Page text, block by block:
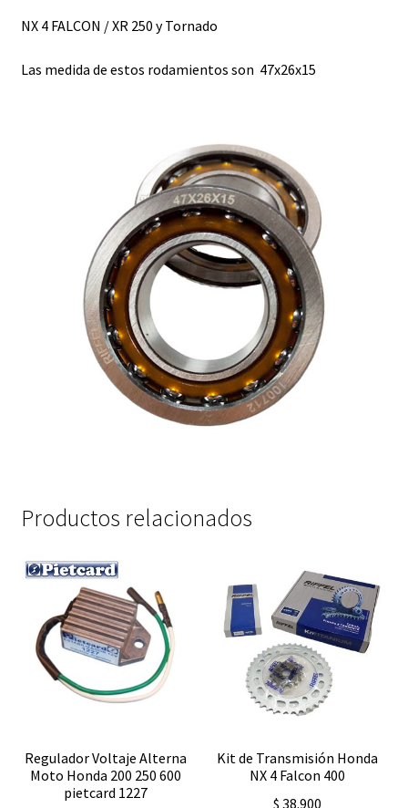
NX 4 FALCON / XR 250 y Tornado
Las medida de estos rodamientos son 47x26x15
Productos relacionados
Regulador Voltaje Alterna
Moto Honda 200 250 600
pietcard 1227
Kit de Transmisión Honda
NX 4 Falcon 400
$ 38.900